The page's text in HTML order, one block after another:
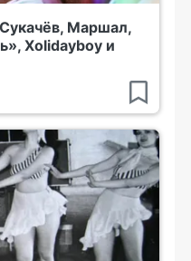
Маршал,
Xolidayboy и